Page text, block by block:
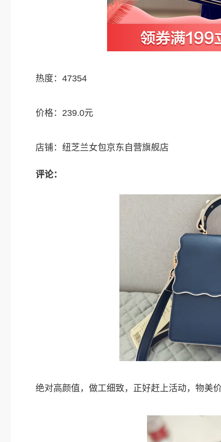
热度：47354
价格：239.0元
店铺：纽芝兰女包京东自营旗舰店
评论：
绝对高颜值，做工细致，正好赶上活动，物美